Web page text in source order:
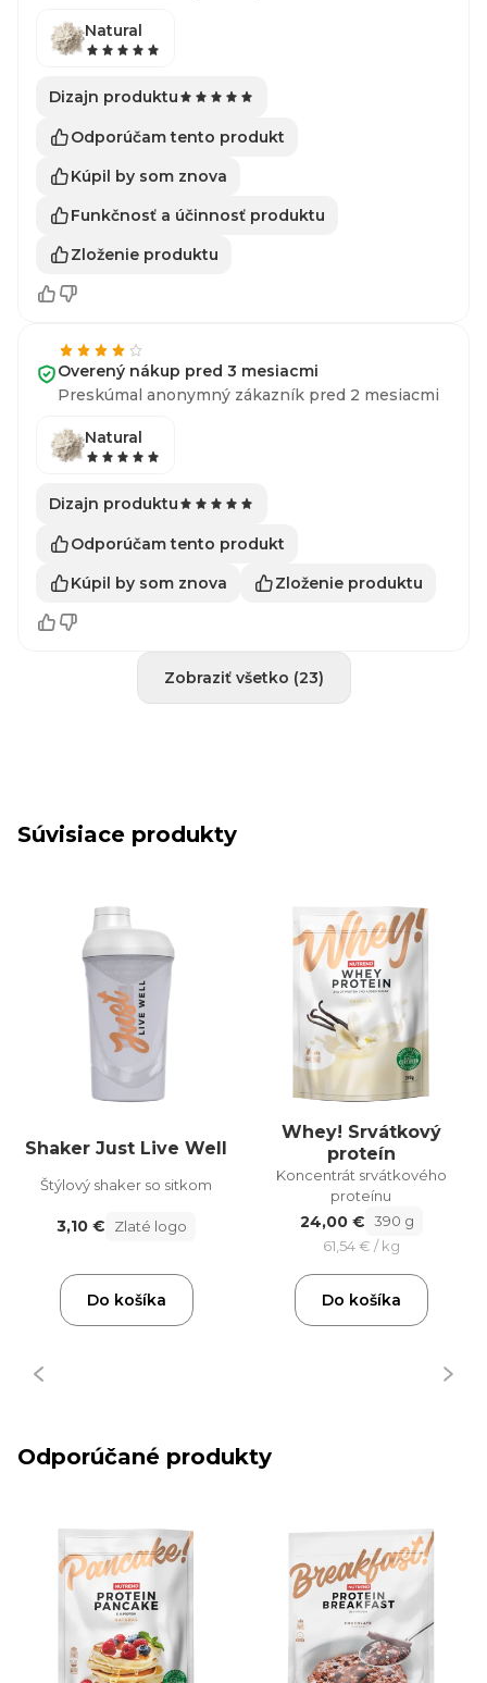
Natural
Dizajn produktu
Odporúčam tento produkt
Kúpil by som znova
Funkčnosť a účinnosť produktu
Zloženie produktu
Overený nákup pred 3 mesiacmi
Preskúmal anonymný zákazník pred 2 mesiacmi
Natural
Dizajn produktu
Odporúčam tento produkt
Kúpil by som znova
Zloženie produktu
Zobraziť všetko (23)
Súvisiace produkty
Shaker Just Live Well
Štýlový shaker so sitkom
3,10 € Zlaté logo
Do košíka
Whey! Srvátkový
proteín
Koncentrát srvátkového
proteínu
24,00 € 390 g
61,54 € / kg
Do košíka
Odporúčané produkty